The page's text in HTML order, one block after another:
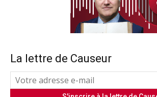
La lettre de Causeur